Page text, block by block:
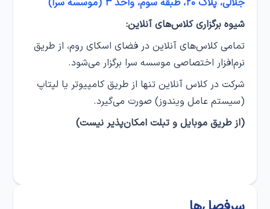
شیوه برگزاری کلاس‌های آنلاین:
تمامی کلاس‌های آنلاین در فضای اسکای روم، از طریق
نرم‌افزار اختصاصی موسسه سرا برگزار می‌شود.
شرکت در کلاس‌ آنلاین تنها از طریق کامپیوتر یا لپتاپ
(سیستم عامل ویندوز) صورت می‌گیرد.
(از طریق موبایل و تبلت امکان‌پذیر نیست)